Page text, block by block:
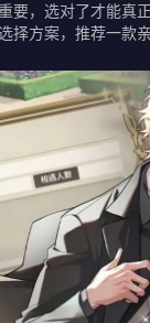
要，选对了才能真
择方案，推荐一款